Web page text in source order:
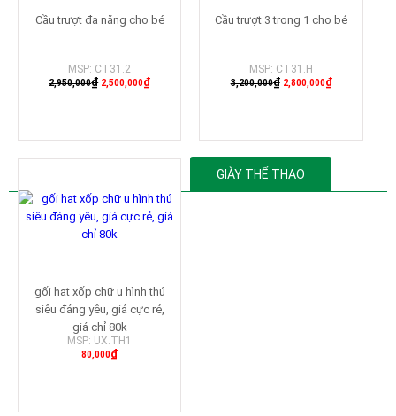
Cầu trượt đa năng cho bé
MSP: CT31.2
2,950,000₫ 2,500,000₫
Cầu trượt 3 trong 1 cho bé
MSP: CT31.H
3,200,000₫ 2,800,000₫
gối hạt xốp chữ u hình thú
siêu đáng yêu, giá cực rẻ,
giá chỉ 80k
MSP: UX.TH1
80,000₫
GIÀY THỂ THAO